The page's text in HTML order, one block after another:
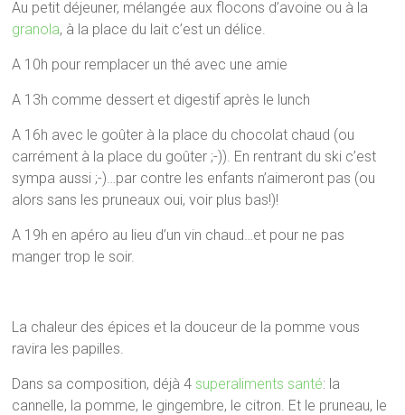
Au petit déjeuner, mélangée aux flocons d’avoine ou à la
granola, à la place du lait c’est un délice.
A 10h pour remplacer un thé avec une amie
A 13h comme dessert et digestif après le lunch
A 16h avec le goûter à la place du chocolat chaud (ou
carrément à la place du goûter ;-)). En rentrant du ski c’est
sympa aussi ;-)…par contre les enfants n’aimeront pas (ou
alors sans les pruneaux oui, voir plus bas!)!
A 19h en apéro au lieu d’un vin chaud…et pour ne pas
manger trop le soir.
La chaleur des épices et la douceur de la pomme vous
ravira les papilles.
Dans sa composition, déjà 4 superaliments santé: la
cannelle, la pomme, le gingembre, le citron. Et le pruneau, le